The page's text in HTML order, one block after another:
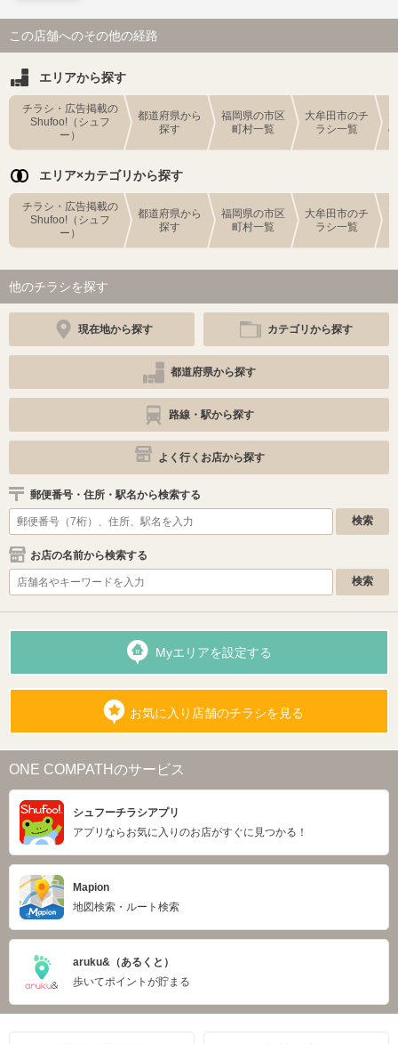
この店舗へのその他の経路
エリアから探す
チラシ・広告掲載の
Shufoo!（シュフ
ー）
都道府県から
探す
福岡県の市区
町村一覧
大牟田市のチ
ラシ一覧
エリア×カテゴリから探す
チラシ・広告掲載の
Shufoo!（シュフ
ー）
都道府県から
探す
福岡県の市区
町村一覧
大牟田市のチ
ラシ一覧
他のチラシを探す
現在地から探す カテゴリから探す
都道府県から探す
路線・駅から探す
よく行くお店から探す
郵便番号・住所・駅名から検索する
お店の名前から検索する
Myエリアを設定する
お気に入り店舗のチラシを見る
ONE COMPATHのサービス
シュフーチラシアプリ
アプリならお気に入りのお店がすぐに見つかる！
Mapion
地図検索・ルート検索
aruku&（あるくと）
歩いてポイントが貯まる